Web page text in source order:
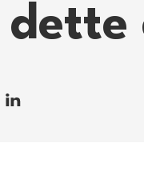
dette